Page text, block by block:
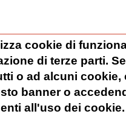
cookie di
di terze parti.
o ad alcuni
banner o
all'uso dei cookie.